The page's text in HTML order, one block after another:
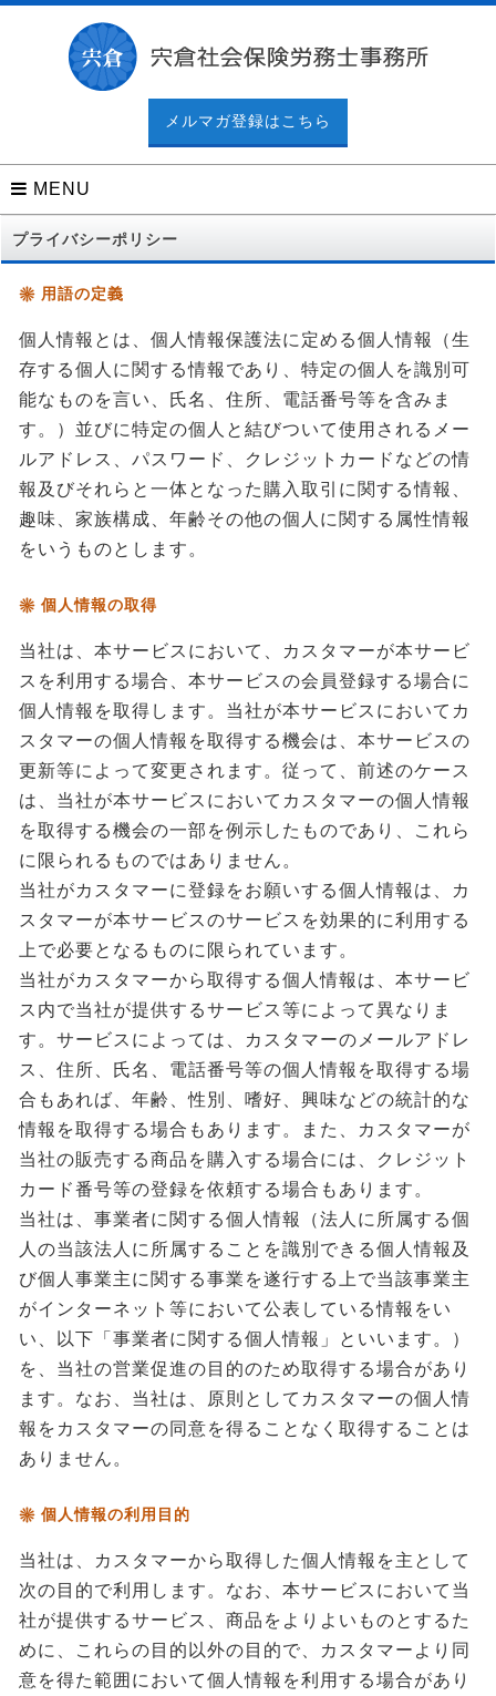
メルマガ登録はこちら
MENU
プライバシーポリシー
用語の定義
個人情報とは、個人情報保護法に定める個人情報（生
存する個人に関する情報であり、特定の個人を識別可
能なものを言い、氏名、住所、電話番号等を含みま
す。）並びに特定の個人と結びついて使用されるメー
ルアドレス、パスワード、クレジットカードなどの情
報及びそれらと一体となった購入取引に関する情報、
趣味、家族構成、年齢その他の個人に関する属性情報
をいうものとします。
個人情報の取得
当社は、本サービスにおいて、カスタマーが本サービ
スを利用する場合、本サービスの会員登録する場合に
個人情報を取得します。当社が本サービスにおいてカ
スタマーの個人情報を取得する機会は、本サービスの
更新等によって変更されます。従って、前述のケース
は、当社が本サービスにおいてカスタマーの個人情報
を取得する機会の一部を例示したものであり、これら
に限られるものではありません。
当社がカスタマーに登録をお願いする個人情報は、カ
スタマーが本サービスのサービスを効果的に利用する
上で必要となるものに限られています。
当社がカスタマーから取得する個人情報は、本サービ
ス内で当社が提供するサービス等によって異なりま
す。サービスによっては、カスタマーのメールアドレ
ス、住所、氏名、電話番号等の個人情報を取得する場
合もあれば、年齢、性別、嗜好、興味などの統計的な
情報を取得する場合もあります。また、カスタマーが
当社の販売する商品を購入する場合には、クレジット
カード番号等の登録を依頼する場合もあります。
当社は、事業者に関する個人情報（法人に所属する個
人の当該法人に所属することを識別できる個人情報及
び個人事業主に関する事業を遂行する上で当該事業主
がインターネット等において公表している情報をい
い、以下「事業者に関する個人情報」といいます。）
を、当社の営業促進の目的のため取得する場合があり
ます。なお、当社は、原則としてカスタマーの個人情
報をカスタマーの同意を得ることなく取得することは
ありません。
個人情報の利用目的
当社は、カスタマーから取得した個人情報を主として
次の目的で利用します。なお、本サービスにおいて当
社が提供するサービス、商品をよりよいものとするた
めに、これらの目的以外の目的で、カスタマーより同
意を得た範囲において個人情報を利用する場合があり